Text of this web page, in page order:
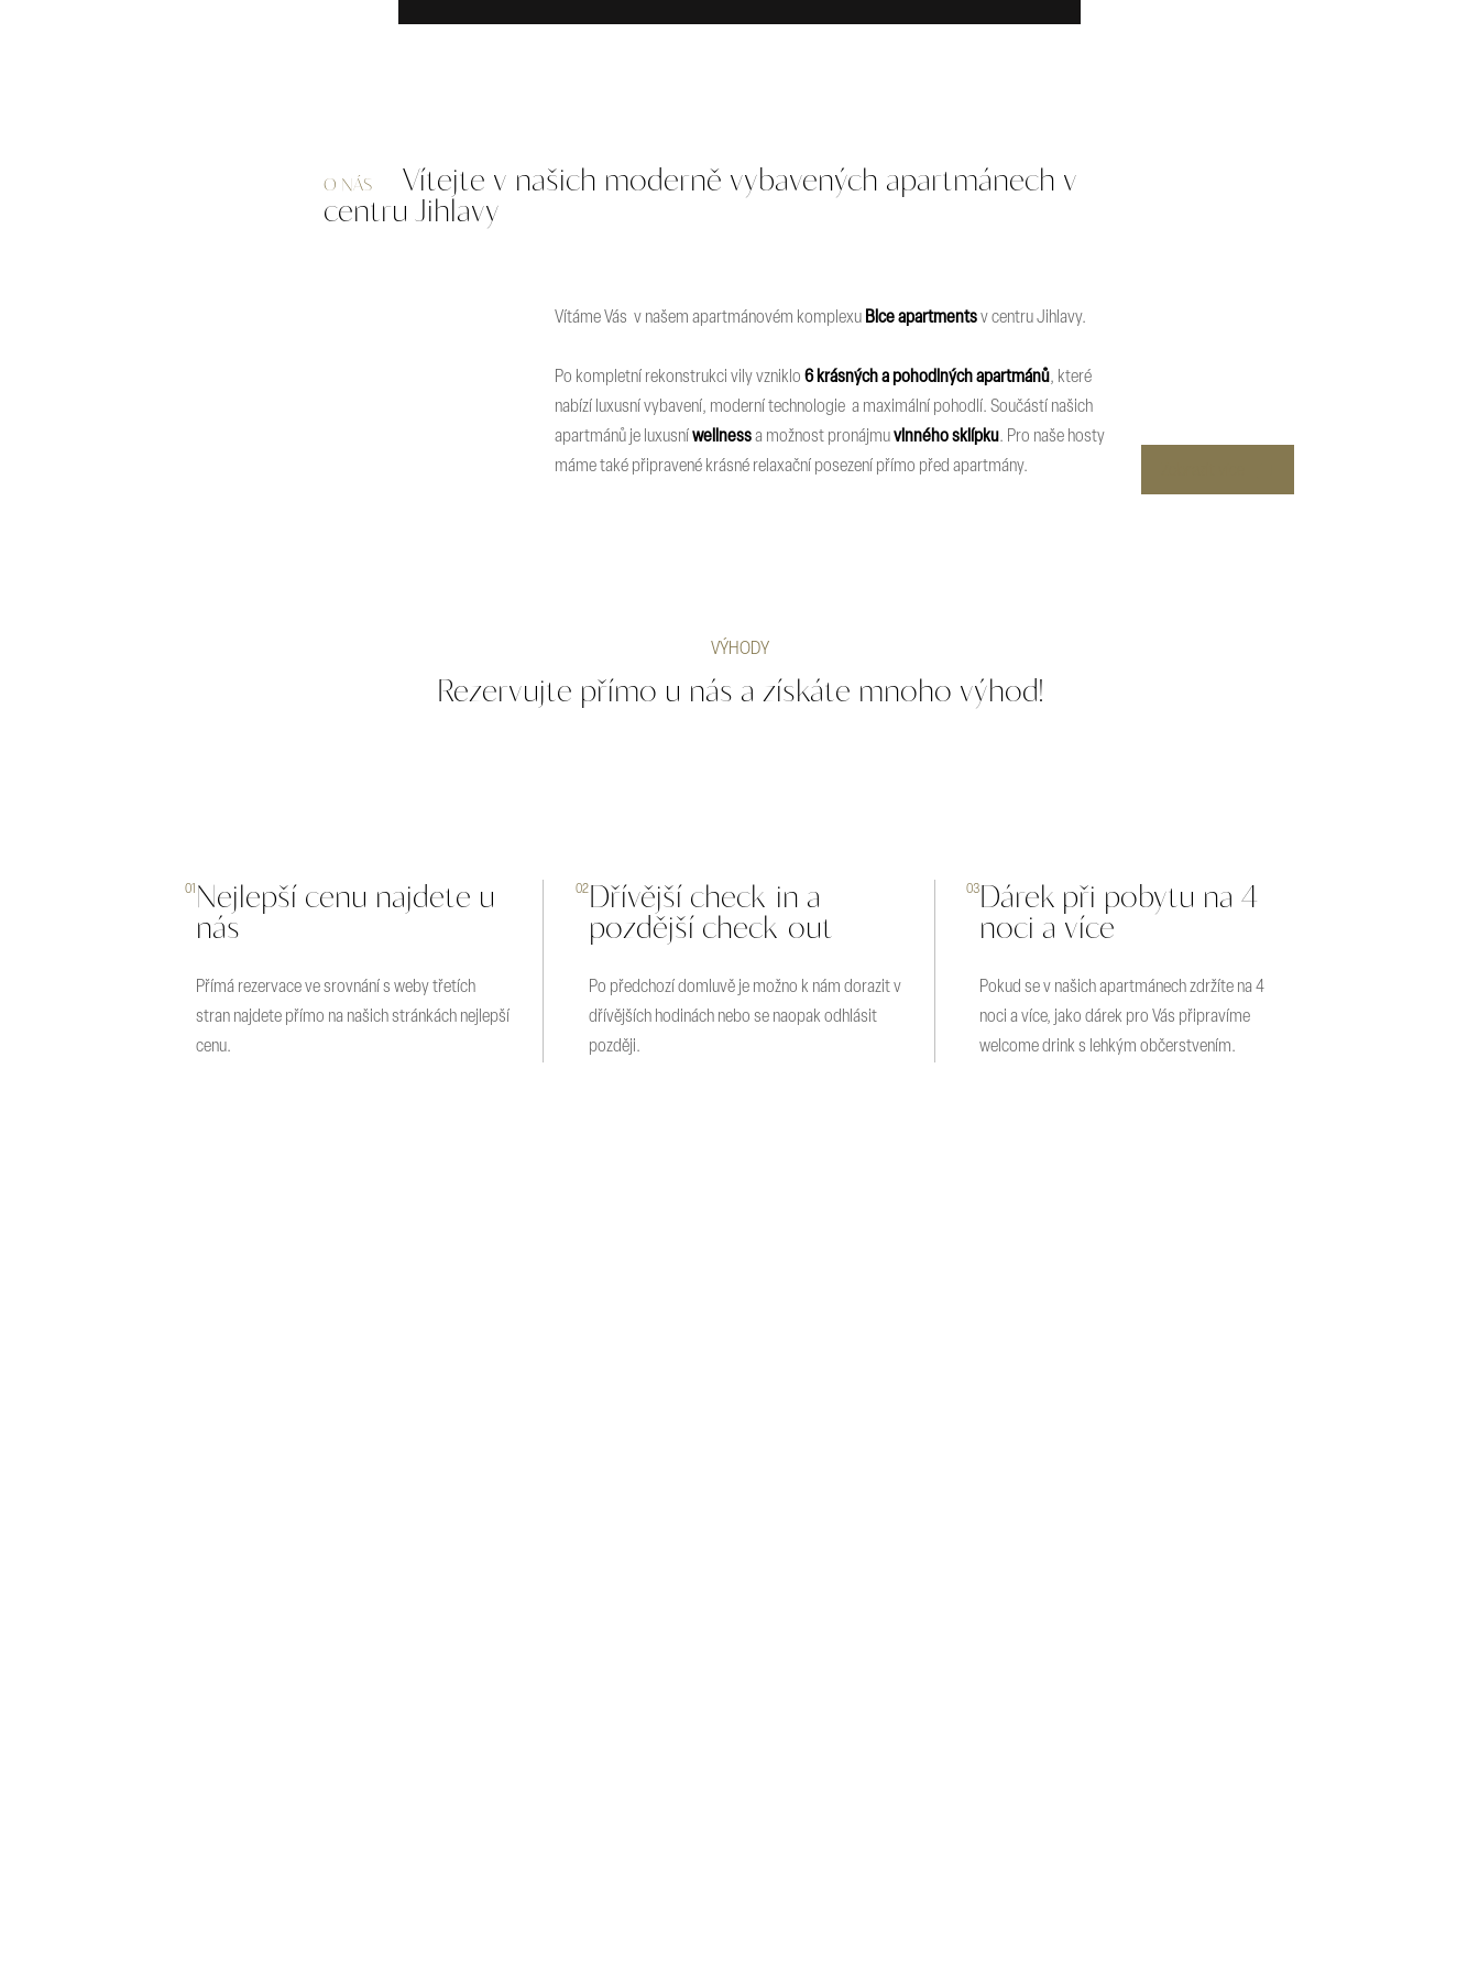
O NÁS
Vítejte v našich moderně vybavených apartmánech v
centru Jihlavy
Vítáme Vás v našem apartmánovém komplexu Bice apartmentsv centru Jihlavy.
Po kompletní rekonstrukci vily vzniklo 6 krásných a pohodlných apartmánů, které
nabízí luxusní vybavení, moderní technologie a maximální pohodlí. Součástí našich
apartmánů je luxusní wellnessa možnost pronájmuvinného sklípku. Pro naše hosty
máme také připravené krásné relaxační posezení přímo před apartmány.
VÝHODY
Rezervujte přímo u nás a získáte mnoho výhod!
01 Nejlepší cenu najdete u
nás
Přímá rezervace ve srovnání s weby třetích
stran najdete přímo na našich stránkách nejlepší
cenu.
02Dřívější check-in a
pozdější check-out
Po předchozí domluvě je možno k nám dorazit v
dřívějších hodinách nebo se naopak odhlásit
později.
03Dárek při pobytu na 4
noci a více
Pokud se v našich apartmánech zdržíte na 4
noci a více, jako dárek pro Vás připravíme
welcome drink s lehkým občerstvením.